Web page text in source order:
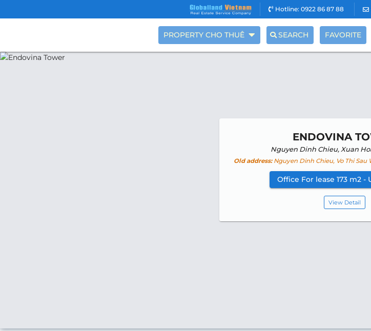
Hotline: 0922 86 87 88
PROPERTY CHO THUÊ SEARCH FAVORITE
ENDOVINA
Nguyen Dinh Chieu, Xuan
Old address:Nguyen Dinh Chieu, Vo Thi Sau
Office For lease 173 m2 -
View Detail